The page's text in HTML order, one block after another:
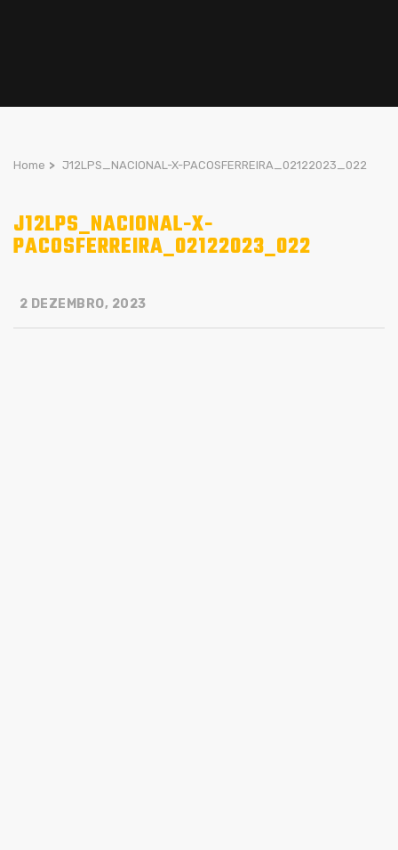
Home > J12LPS_NACIONAL-X-PACOSFERREIRA_02122023_022
J12LPS_NACIONAL-X-
PACOSFERREIRA_02122023_022
2 DEZEMBRO, 2023